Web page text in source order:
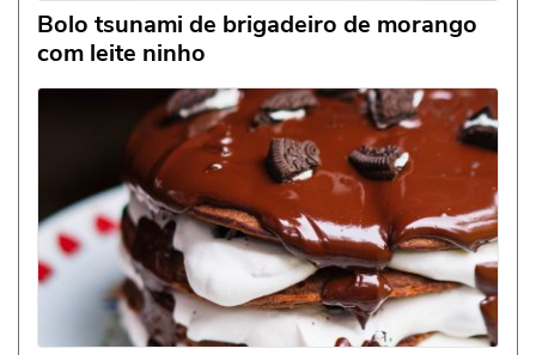
Bolo tsunami de brigadeiro de morango
com leite ninho